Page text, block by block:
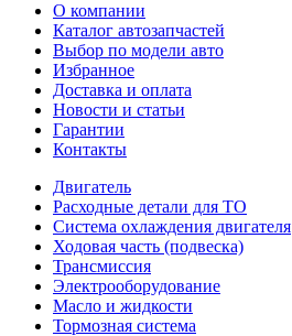
О компании
Каталог автозапчастей
Выбор по модели авто
Избранное
Доставка и оплата
Новости и статьи
Гарантии
Контакты
Двигатель
Расходные детали для ТО
Система охлаждения двигателя
Ходовая часть (подвеска)
Трансмиссия
Электрооборудование
Масло и жидкости
Тормозная система